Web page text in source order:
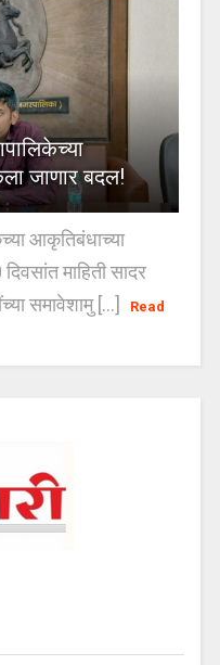
जाणार बदल!
आकृतिबंधाच्या
माहिती सादर
समावेशामु [...]
Read